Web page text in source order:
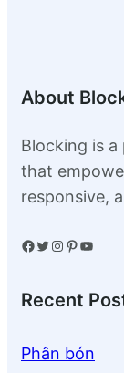
About
Blocking is
that
responsive,
Facebook Twitter Instagram Pinterest YouTube
Recent
Phân bón